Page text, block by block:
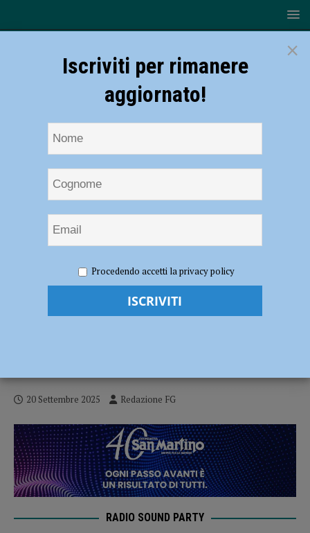
durante l’escursione nel parco provinciale Monte Moria, soccorso con
l’elicottero
Malore durante l’escursione nel parco
20 Settembre 2025 Redazione FG
RADIO SOUND PARTY
×
Iscriviti per rimanere
aggiornato!
Procedendo accetti la privacy policy